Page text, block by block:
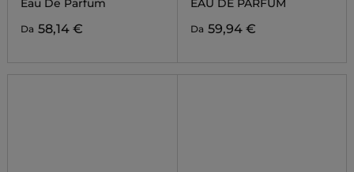
Eau De Parfum
Da 58,14 €
EAU DE PARFUM
Da 59,94 €